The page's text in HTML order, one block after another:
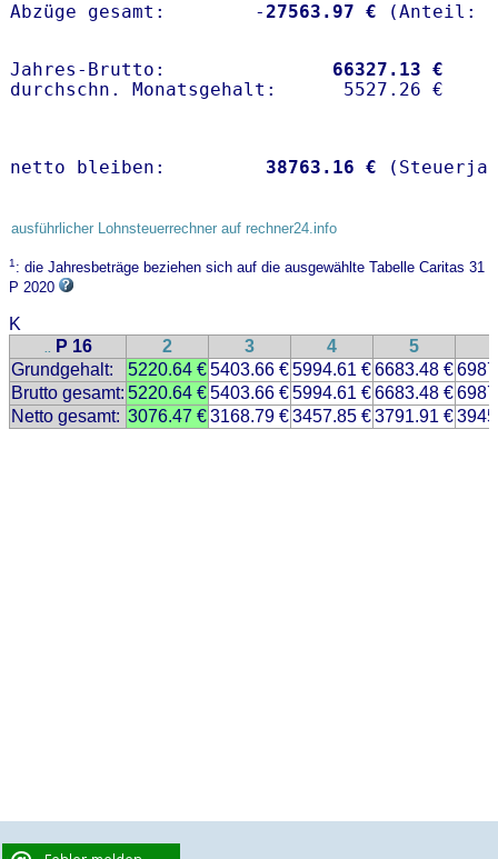
Abzüge gesamt:        -27563.97 €
Jahres-Brutto: 66327.13 €
netto bleiben: 38763.16 €
ausführlicher Lohnsteuerrechner auf rechner24.info
1: die Jahresbeträge beziehen sich auf die ausgewählte Tabelle Caritas 31
P 2020
K
.. P 16 2 3 4 5
Grundgehalt:
5220.64 €5403.66 €5994.61 €6683.48 €
Brutto gesamt: 5220.64 €5403.66 €5994.61 €6683.48 €
Netto gesamt: 3076.47 €3168.79 €3457.85 €3791.91 €